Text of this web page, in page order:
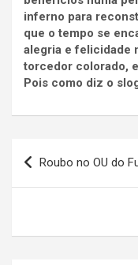
inferno para
que o tempo se
alegria e felicidade
torcedor colorado,
Pois como diz o
Navegação
de
Roubo no OU do